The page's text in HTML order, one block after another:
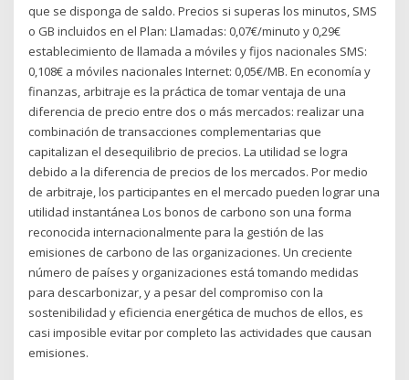
que se disponga de saldo. Precios si superas los minutos, SMS
o GB incluidos en el Plan: Llamadas: 0,07€/minuto y 0,29€
establecimiento de llamada a móviles y fijos nacionales SMS:
0,108€ a móviles nacionales Internet: 0,05€/MB. En economía y
finanzas, arbitraje es la práctica de tomar ventaja de una
diferencia de precio entre dos o más mercados: realizar una
combinación de transacciones complementarias que
capitalizan el desequilibrio de precios. La utilidad se logra
debido a la diferencia de precios de los mercados. Por medio
de arbitraje, los participantes en el mercado pueden lograr una
utilidad instantánea Los bonos de carbono son una forma
reconocida internacionalmente para la gestión de las
emisiones de carbono de las organizaciones. Un creciente
número de países y organizaciones está tomando medidas
para descarbonizar, y a pesar del compromiso con la
sostenibilidad y eficiencia energética de muchos de ellos, es
casi imposible evitar por completo las actividades que causan
emisiones.